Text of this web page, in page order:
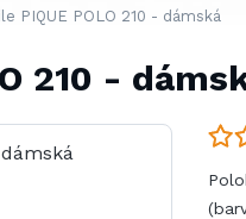
PIQUE POLO 210 - dámská
210 -